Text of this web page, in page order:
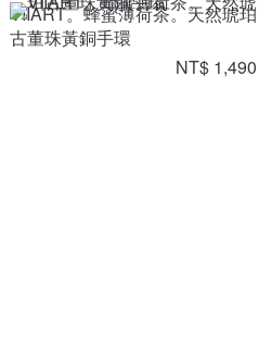
VIIART。蜂蜜薄荷茶。天然琥珀
古董珠黃銅手環
NT$ 1,490